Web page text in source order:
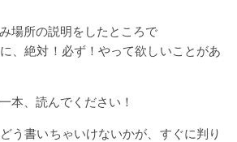
場所の説明をしたところで
、絶対！必ず！やって欲しいことがあ
本、読んでください！
う書いちゃいけないかが、すぐに判り